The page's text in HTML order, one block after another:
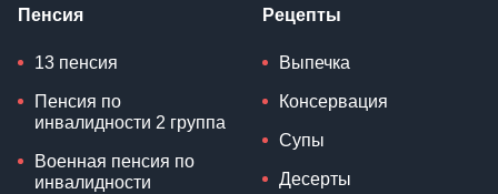
Пенсия
13 пенсия
Пенсия по
инвалидности 2 группа
Военная пенсия по
инвалидности
Рецепты
Выпечка
Консервация
Супы
Десерты